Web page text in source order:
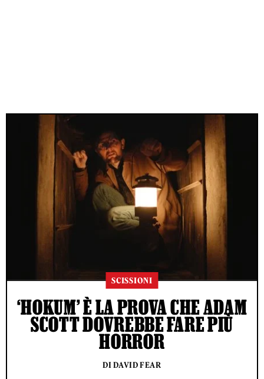
SCISSIONI
‘HOKUM’ È LA PROVA CHE ADAM
SCOTT DOVREBBE FARE PIÙ
HORROR
DI DAVID FEAR